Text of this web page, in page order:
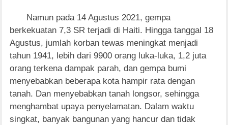
Namun pada 14 Agustus 2021, gempa
berkekuatan 7,3 SR terjadi di Haiti. Hingga tanggal 18
Agustus, jumlah korban tewas meningkat menjadi
tahun 1941, lebih dari 9900 orang luka-luka, 1,2 juta
orang terkena dampak parah, dan gempa bumi
menyebabkan beberapa kota hampir rata dengan
tanah. Dan menyebabkan tanah longsor, sehingga
menghambat upaya penyelamatan. Dalam waktu
singkat, banyak bangunan yang hancur dan tidak